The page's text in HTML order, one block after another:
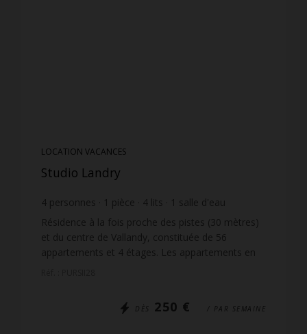
LOCATION VACANCES
Studio Landry
4 personnes 1 pièce 4 lits 1 salle d'eau
Résidence à la fois proche des pistes (30 mètres)
et du centre de Vallandy, constituée de 56
appartements et 4 étages. Les appartements en
DÈS 250 € / PAR SEMAINE